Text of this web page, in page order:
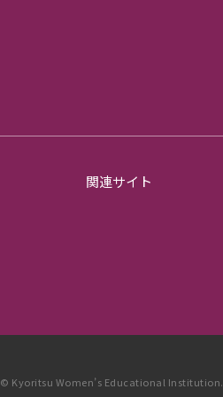
関連サイト
© Kyoritsu Women’s Educational Institution.